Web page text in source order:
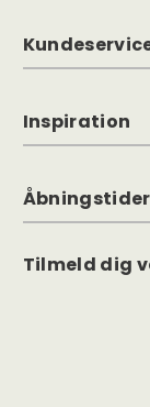
Inspiration
Tilmeld dig